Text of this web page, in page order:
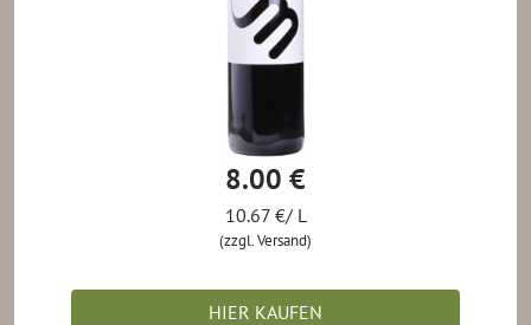
8.00 €
10.67 €/ L
(zzgl. Versand)
HIER KAUFEN